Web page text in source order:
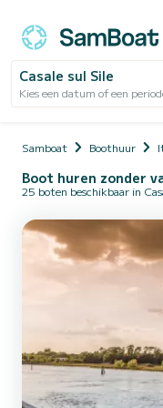
Casale sul Sile
Kies een datum of een
Samboat Boothuur
Boot huren zonder
25 boten beschikbaar in